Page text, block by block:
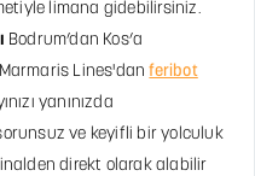
limana gidebilirsiniz.
Bodrum’dan Kos’a
Lines'danferibot
yanınızda
ve keyifli bir yolculuk
direkt olarak alabilir